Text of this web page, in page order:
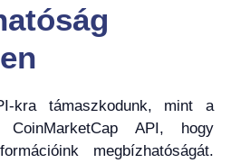
kra támaszkodunk, mint a
API, hogy
megbízhatóságát.